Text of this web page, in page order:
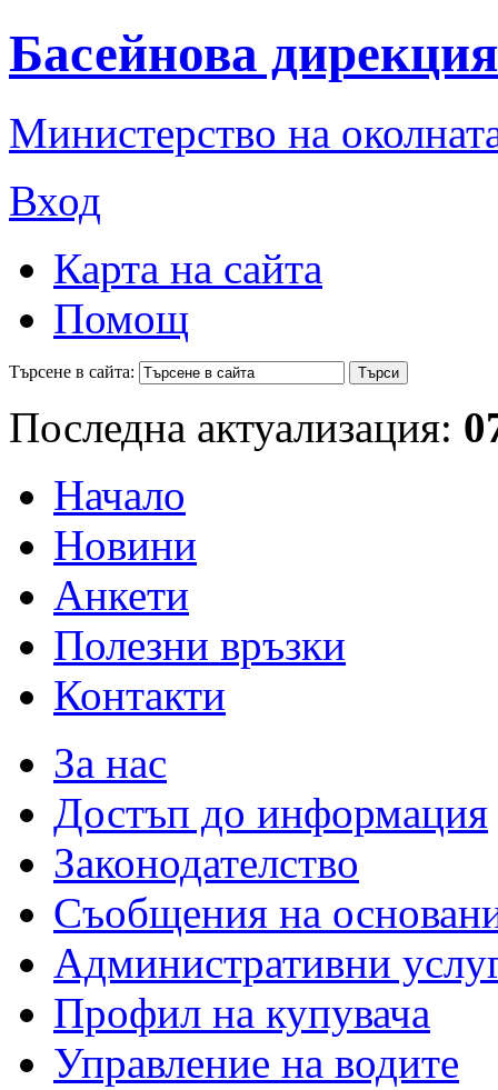
Басейнова
Министерство на
Вход
Карта на сайта
Помощ
Търсене в сайта:
Последна актуализация:
Начало
Новини
Анкети
Полезни връзки
Контакти
За нас
Достъп до информация
Законодателство
Съобщения на
Административни
Профил на купувача
Управление на водите